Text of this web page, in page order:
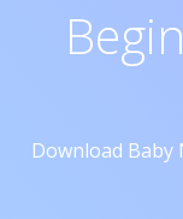
Download Baby